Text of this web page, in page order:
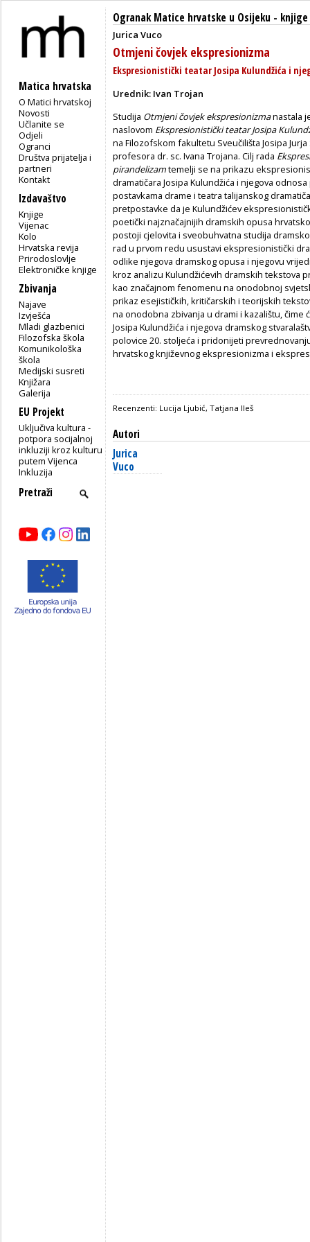
Matica hrvatska
O Matici hrvatskoj
Novosti
Učlanite se
Odjeli
Ogranci
Društva prijatelja i
partneri
Kontakt
Izdavaštvo
Knjige
Vijenac
Kolo
Hrvatska revija
Prirodoslovlje
Elektroničke knjige
Zbivanja
Najave
Izvješća
Mladi glazbenici
Filozofska škola
Komunikološka
škola
Medijski susreti
Knjižara
Galerija
EU Projekt
Uključiva kultura -
potpora socijalnoj
inkluziji kroz kulturu
putem Vijenca
Inkluzija
Ogranak Matice hrvatske u Osijeku - knjige
Jurica Vuco
Otmjeni čovjek ekspresionizma
Ekspresionistički teatar Josipa Kulundžića i
Urednik: Ivan Trojan
Studija Otmjeni čovjek ekspresionizmanastala
naslovom Ekspresionistički teatar Josipa
na Filozofskom fakultetu Sveučilišta Josipa
profesora dr. sc. Ivana Trojana. Cilj rada
pirandelizamtemelji se na prikazu
dramatičara Josipa Kulundžića i njegova
postavkama drame i teatra talijanskog
pretpostavke da je Kulundžićev
poetički najznačajnijih dramskih opusa
postoji cjelovita i sveobuhvatna studija
rad u prvom redu usustavi ekspresionistički
odlike njegova dramskog opusa i njegovu
kroz analizu Kulundžićevih dramskih tekstova
kao značajnom fenomenu na onodobnoj
prikaz esejističkih, kritičarskih i teorijskih
na onodobna zbivanja u drami i kazalištu, čime
Josipa Kulundžića i njegova dramskog
polovice 20. stoljeća i pridonijeti
hrvatskog književnog ekspresionizma i
Recenzenti: Lucija Ljubić, Tatjana Ileš
Autori
Jurica
Vuco